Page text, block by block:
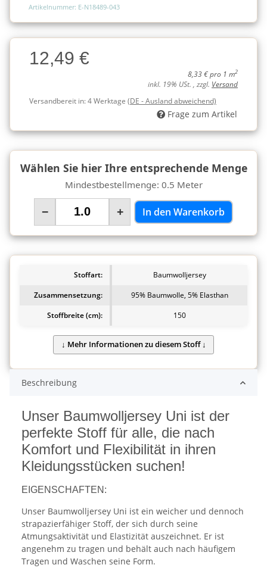
Artikelnummer: E-N18489-043
Charge
Charge12,49 €
8,33 € pro 1 m2
inkl. 19% USt. , zzgl. Versand
Versandbereit in:4 Werktage (DE - Ausland abweichend)
Frage zum Artikel
Wählen Sie hier Ihre entsprechende Menge
Mindestbestellmenge: 0.5 Meter
− + In den Warenkorb
Stoffart:
Baumwolljersey
Zusammensetzung:
95% Baumwolle, 5% Elasthan
Stoffbreite (cm):
150
Beschreibung
Unser Baumwolljersey Uni ist der
perfekte Stoff für alle, die nach
Komfort und Flexibilität in ihren
Kleidungsstücken suchen!
EIGENSCHAFTEN:
Unser Baumwolljersey Uni ist ein weicher und dennoch
strapazierfähiger Stoff, der sich durch seine
Atmungsaktivität und Elastizität auszeichnet. Er ist
angenehm zu tragen und behält auch nach häufigem
Tragen und Waschen seine Form.